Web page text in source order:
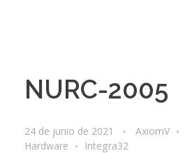
NURC-2005
24 de junio de 2021 AxiomV
Hardware
Integra32